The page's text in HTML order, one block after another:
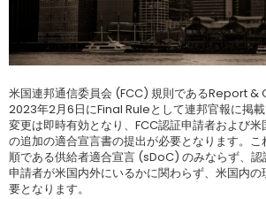
米国連邦通信委員会 (FCC) 規則であるReport &
2023年2月6日にFinal Ruleとして連邦官報に掲
変更は即時有効となり、FCC認証申請者および米
の追加の適合宣言書の提出が必要となります。
順である供給者適合宣言 (sDoC) のみならず、認
申請者が米国内外にいるかに関わらず、米国内
要となります。